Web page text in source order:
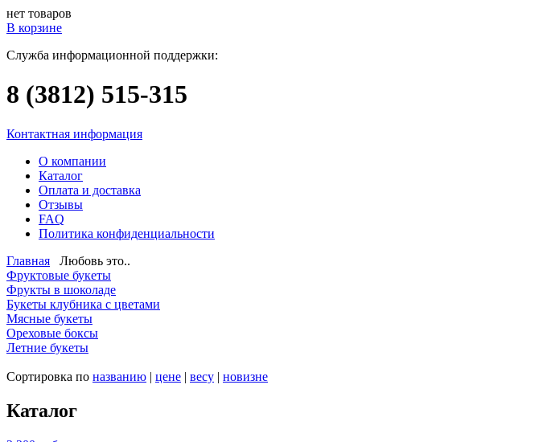
нет товаров
В корзине
Служба информационной поддержки:
8 (3812) 515-315
Контактная информация
О компании
Каталог
Оплата и доставка
Отзывы
FAQ
Политика конфиденциальности
Главная
Любовь это..
Фруктовые букеты
Фрукты в шоколаде
Букеты клубника с цветами
Мясные букеты
Ореховые боксы
Летние букеты
Сортировка по названию | цене | весу | новизне
Каталог